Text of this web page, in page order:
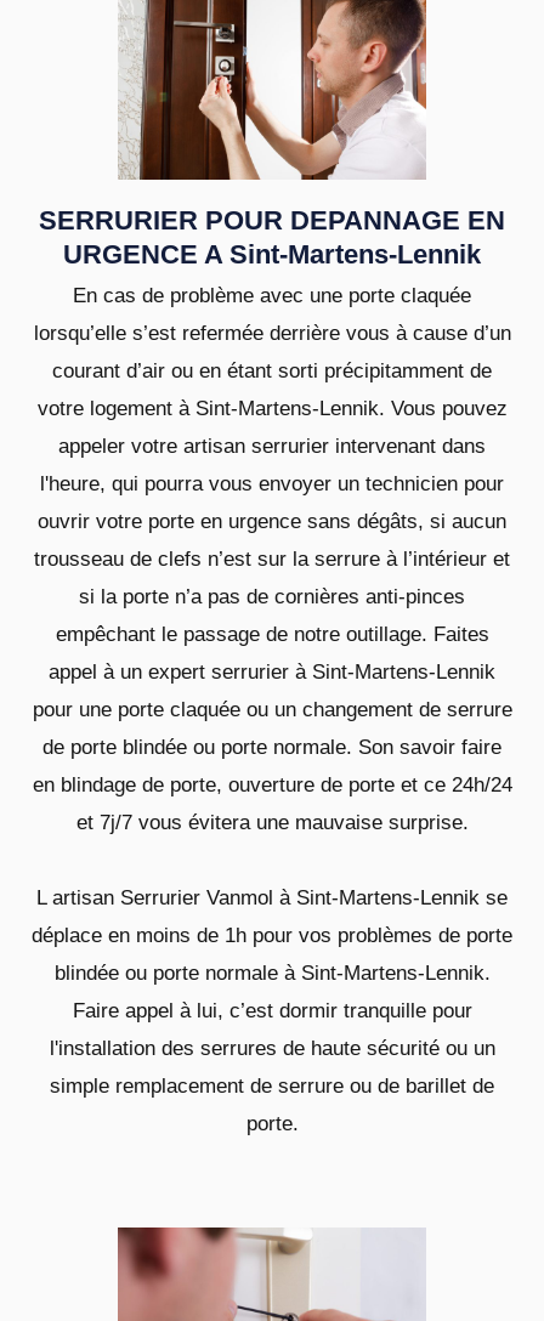
SERRURIER POUR DEPANNAGE EN
URGENCE A Sint-Martens-Lennik
En cas de problème avec une porte claquée
lorsqu’elle s’est refermée derrière vous à cause d’un
courant d’air ou en étant sorti précipitamment de
votre logement à Sint-Martens-Lennik. Vous pouvez
appeler votre artisan serrurier intervenant dans
l'heure, qui pourra vous envoyer un technicien pour
ouvrir votre porte en urgence sans dégâts, si aucun
trousseau de clefs n’est sur la serrure à l’intérieur et
si la porte n’a pas de cornières anti-pinces
empêchant le passage de notre outillage. Faites
appel à un expert serrurier à Sint-Martens-Lennik
pour une porte claquée ou un changement de serrure
de porte blindée ou porte normale. Son savoir faire
en blindage de porte, ouverture de porte et ce 24h/24
et 7j/7 vous évitera une mauvaise surprise.
L artisan Serrurier Vanmol à Sint-Martens-Lennik se
déplace en moins de 1h pour vos problèmes de porte
blindée ou porte normale à Sint-Martens-Lennik.
Faire appel à lui, c’est dormir tranquille pour
l'installation des serrures de haute sécurité ou un
simple remplacement de serrure ou de barillet de
porte.